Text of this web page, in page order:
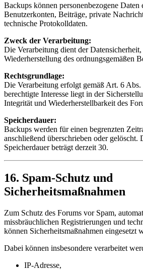
Backups können personenbezogene Daten
Benutzerkonten, Beiträge, private
technische Protokolldaten.
Zweck der Verarbeitung:
Die Verarbeitung dient der
Wiederherstellung des ordnungsgemäßen
Rechtsgrundlage:
Die Verarbeitung erfolgt gemäß Art. 6
berechtigte Interesse liegt in der
Integrität und Wiederherstellbarkeit des
Speicherdauer:
Backups werden für einen begrenzten
anschließend überschrieben oder gelöscht.
Speicherdauer beträgt derzeit 30.
16. Spam-Schutz und
Sicherheitsmaßnahmen
Zum Schutz des Forums vor Spam,
missbräuchlichen Registrierungen und
können Sicherheitsmaßnahmen eingesetzt
Dabei können insbesondere verarbeitet
IP-Adresse,